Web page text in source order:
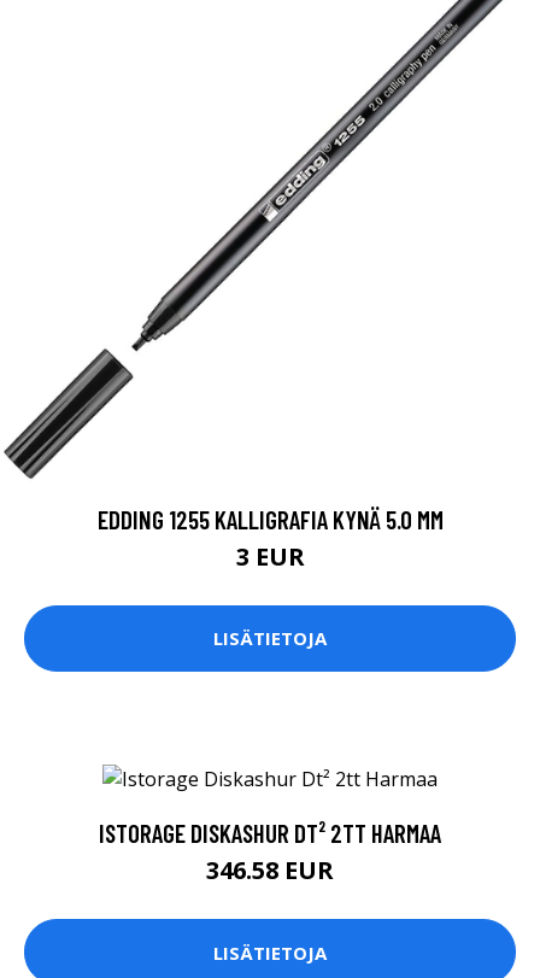
EDDING 1255 KALLIGRAFIA KYNÄ 5.0 MM
3 EUR
LISÄTIETOJA
ISTORAGE DISKASHUR DT² 2TT HARMAA
346.58 EUR
LISÄTIETOJA